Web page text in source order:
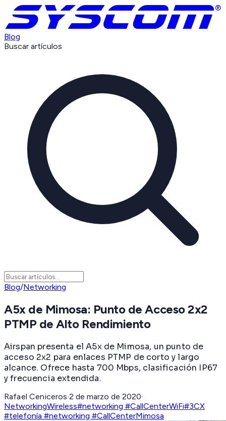
Blog
Buscar artículos
Blog/Networking
A5x de Mimosa: Punto de Acceso 2x2
PTMP de Alto Rendimiento
Airspan presenta el A5x de Mimosa, un punto de
acceso 2x2 para enlaces PTMP de corto y largo
alcance. Ofrece hasta 700 Mbps, clasificación IP67
y frecuencia extendida.
Rafael Ceniceros·2 de marzo de 2020·
NetworkingWireless#networking #CallCenterWiFi#3CX
#telefonía #networking #CallCenterMimosa